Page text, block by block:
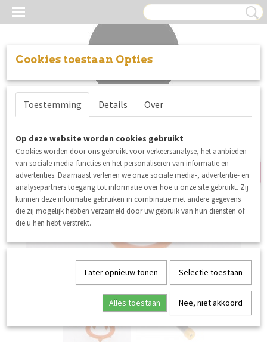
Inloggen Registreren
Cookies toestaan Opties
Toestemming Details Over
Op deze website worden cookies gebruikt
Cookies worden door ons gebruikt voor verkeersanalyse, het aanbieden
van sociale media-functies en het personaliseren van informatie en
advertenties. Daarnaast verlenen we onze sociale media-, advertentie- en
analysepartners toegang tot informatie over hoe u onze site gebruikt. Zij
kunnen deze informatie gebruiken in combinatie met andere gegevens
die zij mogelijk hebben verzameld door uw gebruik van hun diensten of
die u hen hebt verstrekt.
Later opnieuw tonen Selectie toestaan
Alles toestaan Nee, niet akkoord